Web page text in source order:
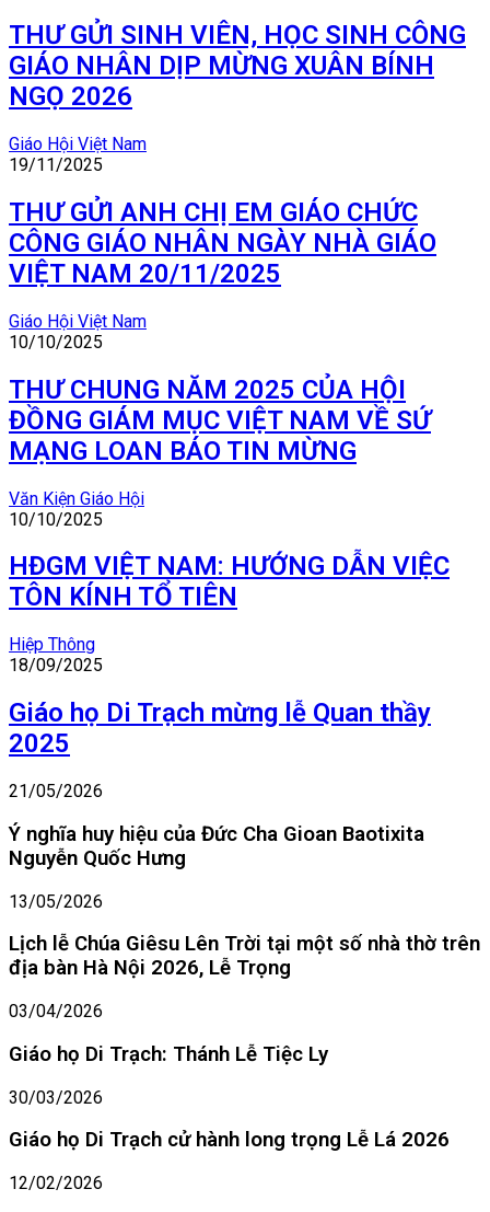
THƯ GỬI SINH VIÊN, HỌC SINH CÔNG
GIÁO NHÂN DỊP MỪNG XUÂN BÍNH
NGỌ 2026
Giáo Hội Việt Nam
19/11/2025
THƯ GỬI ANH CHỊ EM GIÁO CHỨC
CÔNG GIÁO NHÂN NGÀY NHÀ GIÁO
VIỆT NAM 20/11/2025
Giáo Hội Việt Nam
10/10/2025
THƯ CHUNG NĂM 2025 CỦA HỘI
ĐỒNG GIÁM MỤC VIỆT NAM VỀ SỨ
MẠNG LOAN BÁO TIN MỪNG
Văn Kiện Giáo Hội
10/10/2025
HĐGM VIỆT NAM: HƯỚNG DẪN VIỆC
TÔN KÍNH TỔ TIÊN
Hiệp Thông
18/09/2025
Giáo họ Di Trạch mừng lễ Quan thầy
2025
21/05/2026
Ý nghĩa huy hiệu của Đức Cha Gioan Baotixita
Nguyễn Quốc Hưng
13/05/2026
Lịch lễ Chúa Giêsu Lên Trời tại một số nhà thờ trên
địa bàn Hà Nội 2026, Lễ Trọng
03/04/2026
Giáo họ Di Trạch: Thánh Lễ Tiệc Ly
30/03/2026
Giáo họ Di Trạch cử hành long trọng Lễ Lá 2026
12/02/2026